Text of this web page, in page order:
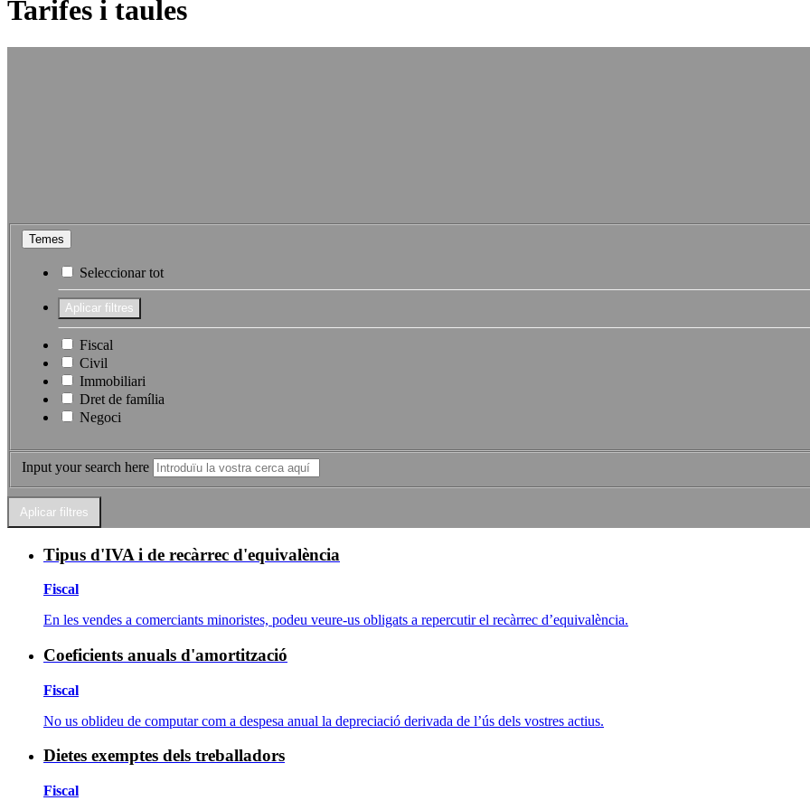
Tarifes i taules
Temes
Seleccionar tot
Fiscal
Civil
Immobiliari
Dret de família
Negoci
Input your search here
Tipus d'IVA i de recàrrec d'equivalència
Fiscal
En les vendes a comerciants minoristes, podeu veure-us obligats a repercutir el recàrrec d’equivalència.
Coeficients anuals d'amortització
Fiscal
No us oblideu de computar com a despesa anual la depreciació derivada de l’ús dels vostres actius.
Dietes exemptes dels treballadors
Fiscal